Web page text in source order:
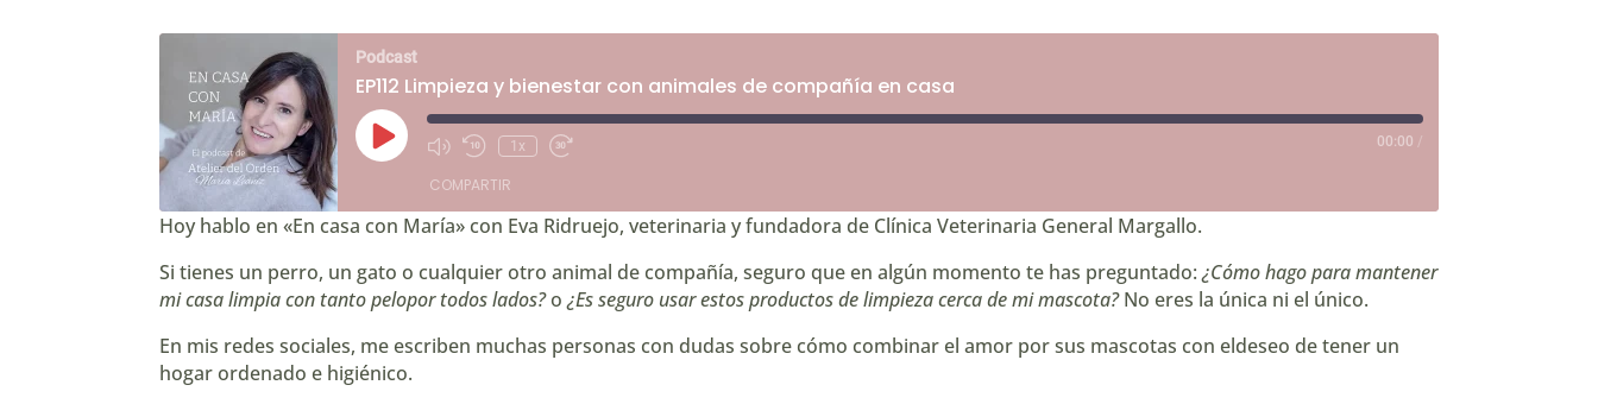
Podcast
EP112 Limpieza y bienestar con animales de compañía en casa
Reproducir
episodioMute/Unmute
Rebobinar
segundos
1x
Fast
00:00 /
COMPARTIR
ENLACE
INCRUSTAR
Hoy hablo en «En casa con María» con Eva Ridruejo, veterinaria y fundadora de ⁠Clínica Veterinaria General Margallo⁠.
Si tienes un perro, un gato o cualquier otro animal de compañía, seguro que en algún momento te has preguntado:¿Cómo hago para mantener
mi casa limpia con tanto pelopor todos lados?o¿Es seguro usar estos productos de limpieza cerca de mi mascota?No eres la única ni el único.
En mis redes sociales, me escriben muchas personas con dudas sobre cómo combinar el amor por sus mascotas con eldeseo de tener un
hogar ordenado e higiénico.